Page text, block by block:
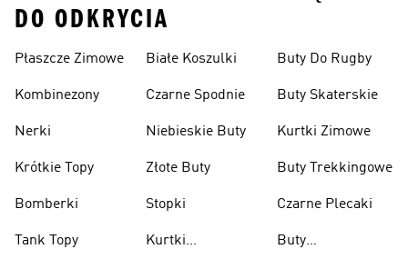
DO ODKRYCIA
Płaszcze Zimowe
Kombinezony
Nerki
Krótkie Topy
Bomberki
Tank Topy
Białe Koszulki
Czarne Spodnie
Niebieskie Buty
Złote Buty
Stopki
Kurtki
Buty Do Rugby
Buty Skaterskie
Kurtki Zimowe
Buty Trekkingowe
Czarne Plecaki
Buty